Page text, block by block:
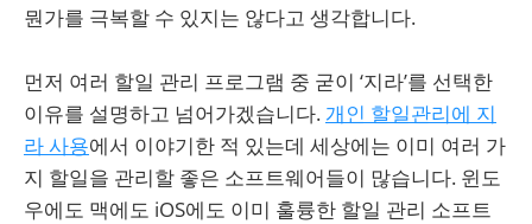
뭔가를 극복할 수 있지는 않다고 생각합니다.
먼저 여러 할일 관리 프로그램 중 굳이 ‘지라’를 선택한
이유를 설명하고 넘어가겠습니다.개인 할일관리에 지
라 사용에서 이야기한 적 있는데 세상에는 이미 여러 가
지 할일을 관리할 좋은 소프트웨어들이 많습니다. 윈도
우에도 맥에도 iOS에도 이미 훌륭한 할일 관리 소프트